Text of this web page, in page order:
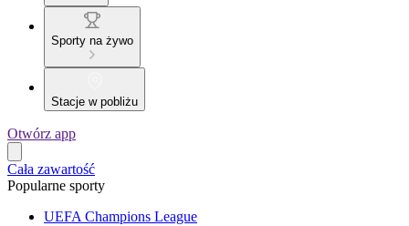
Sporty na żywo
Stacje w pobliżu
Otwórz app
Cała zawartość
Popularne sporty
UEFA Champions League